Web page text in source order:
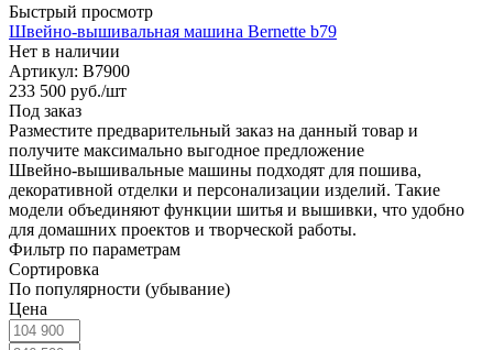
Быстрый просмотр
Швейно-вышивальная машина Bernette b79
Нет в наличии
Артикул: B7900
233 500 руб./шт
Под заказ
Разместите предварительный заказ на данный товар и
получите максимально выгодное предложение
Швейно-вышивальные машины подходят для пошива,
декоративной отделки и персонализации изделий. Такие
модели объединяют функции шитья и вышивки, что удобно
для домашних проектов и творческой работы.
Фильтр по параметрам
Сортировка
По популярности (убывание)
Цена